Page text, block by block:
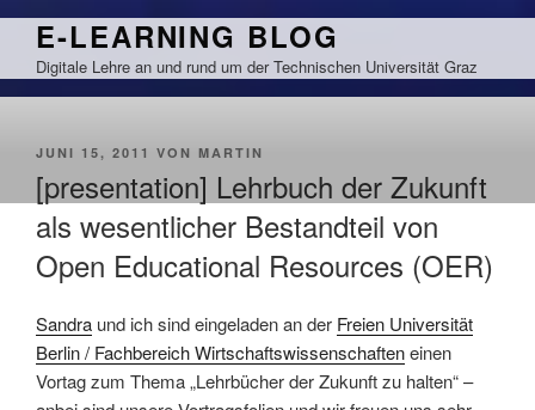
Zum
springen
E-LEARNING BLOG
Digitale Lehre an und rund um der Technischen Universität Graz
VERÖFFENTLICHT
JUNI 15, 2011 VON MARTIN
[presentation] Lehrbuch der Zukunft
als wesentlicher Bestandteil von
Open Educational Resources (OER)
Sandra und ich sind eingeladen an der Freien Universität
Berlin / Fachbereich Wirtschaftswissenschafteneinen
Vortag zum Thema „Lehrbücher der Zukunft zu halten“ –